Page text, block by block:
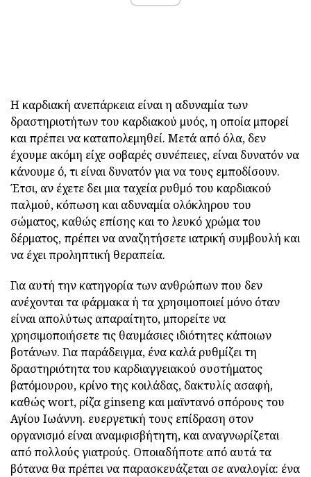
Η καρδιακή ανεπάρκεια είναι η αδυναμία των
δραστηριοτήτων του καρδιακού μυός, η οποία μπορεί
και πρέπει να καταπολεμηθεί. Μετά από όλα, δεν
έχουμε ακόμη είχε σοβαρές συνέπειες, είναι δυνατόν να
κάνουμε ό, τι είναι δυνατόν για να τους εμποδίσουν.
Έτσι, αν έχετε δει μια ταχεία ρυθμό του καρδιακού
παλμού, κόπωση και αδυναμία ολόκληρου του
σώματος, καθώς επίσης και το λευκό χρώμα του
δέρματος, πρέπει να αναζητήσετε ιατρική συμβουλή και
να έχει προληπτική θεραπεία.
Για αυτή την κατηγορία των ανθρώπων που δεν
ανέχονται τα φάρμακα ή τα χρησιμοποιεί μόνο όταν
είναι απολύτως απαραίτητο, μπορείτε να
χρησιμοποιήσετε τις θαυμάσιες ιδιότητες κάποιων
βοτάνων. Για παράδειγμα, ένα καλά ρυθμίζει τη
δραστηριότητα του καρδιαγγειακού συστήματος
βατόμουρου, κρίνο της κοιλάδας, δακτυλίς ασαφή,
καθώς wort, ρίζα ginseng και μαϊντανό σπόρους του
Αγίου Ιωάννη. ευεργετική τους επίδραση στον
οργανισμό είναι αναμφισβήτητη, και αναγνωρίζεται
από πολλούς γιατρούς. Οποιαδήποτε από αυτά τα
βότανα θα πρέπει να παρασκευάζεται σε αναλογία: ένα